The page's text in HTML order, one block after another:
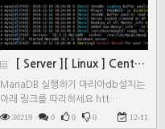
[ Server ][ Linux ] CentOS 7 m…
MariaDB 실행하기 마리아db설치는
아래 링크를 따라하세요 htt…
30219 0 0 0 12-11